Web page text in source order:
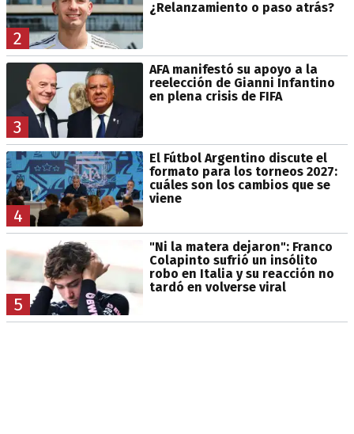
2
¿Relanzamiento o paso atrás?
3
AFA manifestó su apoyo a la
reelección de Gianni Infantino
en plena crisis de FIFA
4
El Fútbol Argentino discute el
formato para los torneos 2027:
cuáles son los cambios que se
viene
5
"Ni la matera dejaron": Franco
Colapinto sufrió un insólito
robo en Italia y su reacción no
tardó en volverse viral